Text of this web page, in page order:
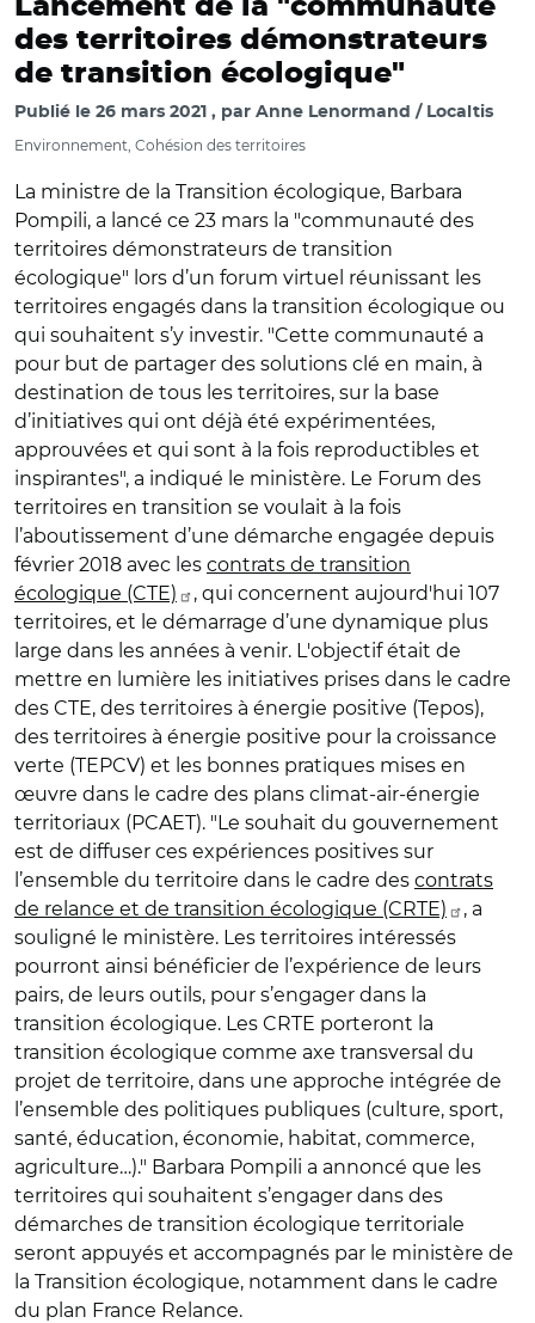
Lancement de la "communauté
des territoires démonstrateurs
de transition écologique"
Publié le 26 mars 2021 par Anne Lenormand / Localtis
Environnement, Cohésion des territoires
La ministre de la Transition écologique, Barbara
Pompili, a lancé ce 23 mars la "communauté des
territoires démonstrateurs de transition
écologique" lors d’un forum virtuel réunissant les
territoires engagés dans la transition écologique ou
qui souhaitent s’y investir. "Cette communauté a
pour but de partager des solutions clé en main, à
destination de tous les territoires, sur la base
d’initiatives qui ont déjà été expérimentées,
approuvées et qui sont à la fois reproductibles et
inspirantes", a indiqué le ministère. Le Forum des
territoires en transition se voulait à la fois
l’aboutissement d’une démarche engagée depuis
février 2018 avec les contrats de transition
écologique (CTE)
, qui concernent aujourd'hui 107
territoires, et le démarrage d’une dynamique plus
large dans les années à venir. L'objectif était de
mettre en lumière les initiatives prises dans le cadre
des CTE, des territoires à énergie positive (Tepos),
des territoires à énergie positive pour la croissance
verte (TEPCV) et les bonnes pratiques mises en
œuvre dans le cadre des plans climat-air-énergie
territoriaux (PCAET). "Le souhait du gouvernement
est de diffuser ces expériences positives sur
l’ensemble du territoire dans le cadre des contrats
de relance et de transition écologique (CRTE)
, a
souligné le ministère. Les territoires intéressés
pourront ainsi bénéficier de l’expérience de leurs
pairs, de leurs outils, pour s’engager dans la
transition écologique. Les CRTE porteront la
transition écologique comme axe transversal du
projet de territoire, dans une approche intégrée de
l’ensemble des politiques publiques (culture, sport,
santé, éducation, économie, habitat, commerce,
agriculture…)." Barbara Pompili a annoncé que les
territoires qui souhaitent s’engager dans des
démarches de transition écologique territoriale
seront appuyés et accompagnés par le ministère de
la Transition écologique, notamment dans le cadre
du plan France Relance.